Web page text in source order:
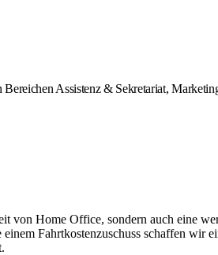
Assistenz & Sekretariat,
Home Office, sondern auch eine
Fahrtkostenzuschuss schaffen wir